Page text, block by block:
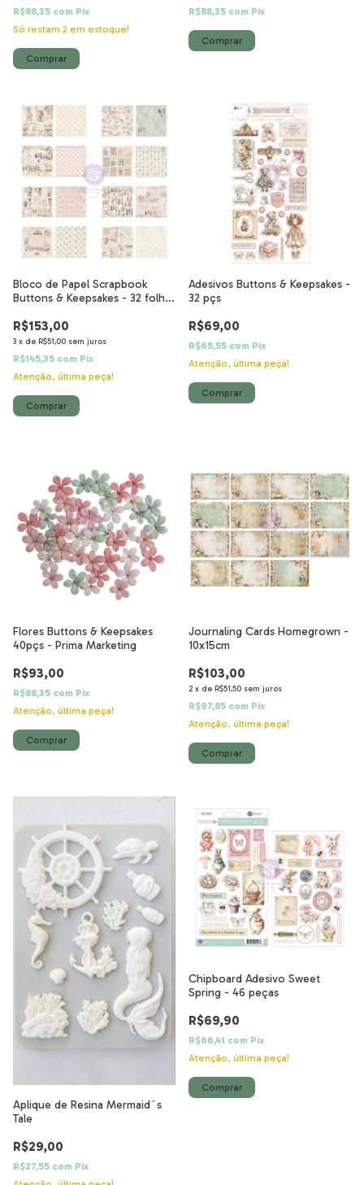
R$88,35 com Pix
Só restam 2 em estoque!
R$88,35 com Pix
Bloco de Papel Scrapbook
Buttons & Keepsakes - 32 folhas
R$153,00
3 x de R$51,00 sem juros
R$145,35 com Pix
Atenção, última peça!
Adesivos Buttons & Keepsakes -
32 pçs
R$69,00
R$65,55 com Pix
Atenção, última peça!
Flores Buttons & Keepsakes
40pçs - Prima Marketing
R$93,00
R$88,35 com Pix
Atenção, última peça!
Journaling Cards Homegrown -
10x15cm
R$103,00
2 x de R$51,50 sem juros
R$97,85 com Pix
Atenção, última peça!
Aplique de Resina Mermaid´s
Tale
R$29,00
R$27,55 com Pix
Chipboard Adesivo Sweet
Spring - 46 peças
R$69,90
R$66,41 com Pix
Atenção, última peça!